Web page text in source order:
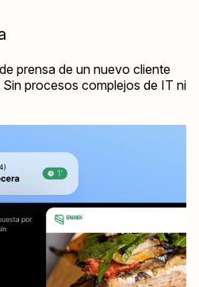
prensa de un nuevo cliente
procesos complejos de IT ni